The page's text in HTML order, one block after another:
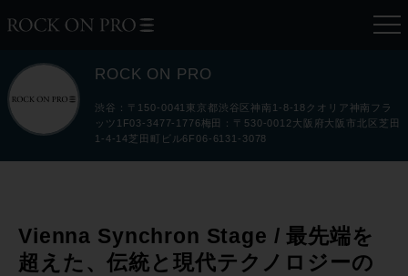
ROCK ON PRO
渋谷：〒150-0041東京都渋谷区神南1-8-18クオリア神南フラ
ッツ1F03-3477-1776梅田：〒530-0012大阪府大阪市北区芝田
1-4-14芝田町ビル6F06-6131-3078
Vienna Synchron Stage / 最先端を
超えた、伝統と現代テクノロジーの